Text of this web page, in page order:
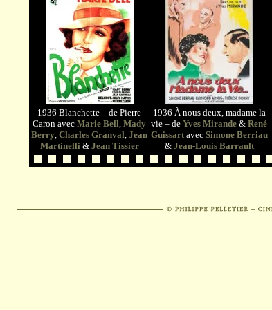
1936 Blanchette – de Pierre
Caron avec Marie Bell, Mady
Berry, Charles Granval, Jean
Martinelli& Jean Tissier
1936 À nous deux, madame la
vie – de Yves Mirande & René
Guissartavec Simone Berriau
& Jean-Louis Barrault